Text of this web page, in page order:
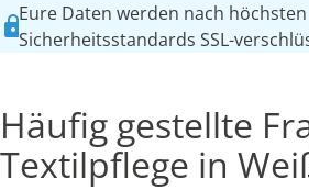
Eure Daten werden nach höchsten
Sicherheitsstandards SSL-
Häufig gestellte
Textilpflege in